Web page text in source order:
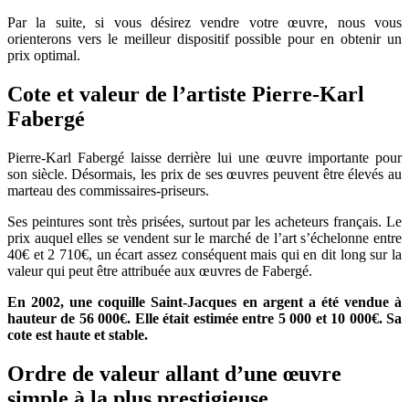
Par la suite, si vous désirez vendre votre œuvre, nous vous
orienterons vers le meilleur dispositif possible pour en obtenir un
prix optimal.
Cote et valeur de l’artiste Pierre-Karl
Fabergé
Pierre-Karl Fabergé laisse derrière lui une œuvre importante pour
son siècle. Désormais, les prix de ses œuvres peuvent être élevés au
marteau des commissaires-priseurs.
Ses peintures sont très prisées, surtout par les acheteurs français. Le
prix auquel elles se vendent sur le marché de l’art s’échelonne entre
40€ et 2 710€, un écart assez conséquent mais qui en dit long sur la
valeur qui peut être attribuée aux œuvres de Fabergé.
En 2002, une coquille Saint-Jacques en argent a été vendue à
hauteur de 56 000€. Elle était estimée entre 5 000 et 10 000€. Sa
cote est haute et stable.
Ordre de valeur allant d’une œuvre